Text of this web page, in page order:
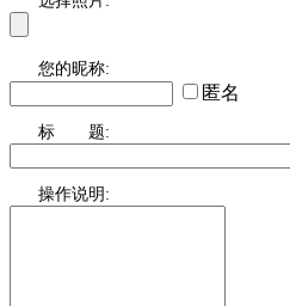
您的昵称:
匿名
标 题:
操作说明: